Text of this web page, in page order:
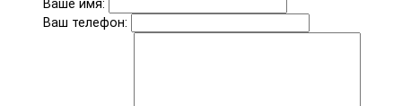
Ваше имя:
Ваш телефон: